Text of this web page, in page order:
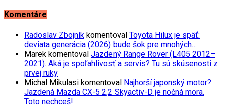
Komentáre
Radoslav Zbojník komentoval Toyota Hilux je späť:
deviata generácia (2026) bude šok pre mnohých…
Marek komentoval Jazdený Range Rover (L405 2012–
2021). Aká je spoľahlivosť a servis? Tu sú skúsenosti z
prvej ruky
Michal Mikulasi komentoval Najhorší japonský motor?
Jazdená Mazda CX-5 2,2 Skyactiv-D je nočná mora.
Toto nechceš!